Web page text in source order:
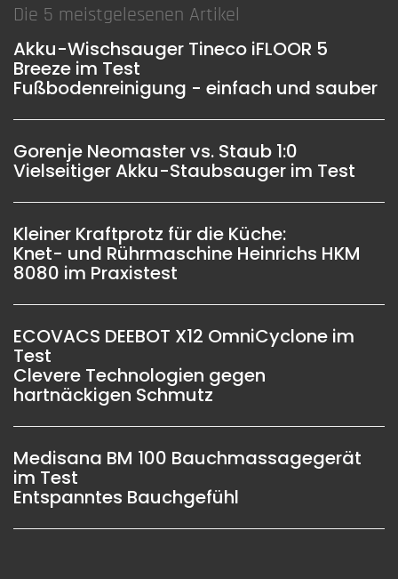
Die 5 meistgelesenen Artikel
Akku-Wischsauger Tineco iFLOOR 5
Breeze im Test
Fußbodenreinigung - einfach und sauber
Gorenje Neomaster vs. Staub 1:0
Vielseitiger Akku-Staubsauger im Test
Kleiner Kraftprotz für die Küche:
Knet- und Rührmaschine Heinrichs HKM
8080 im Praxistest
ECOVACS DEEBOT X12 OmniCyclone im
Test
Clevere Technologien gegen
hartnäckigen Schmutz
Medisana BM 100 Bauchmassagegerät
im Test
Entspanntes Bauchgefühl